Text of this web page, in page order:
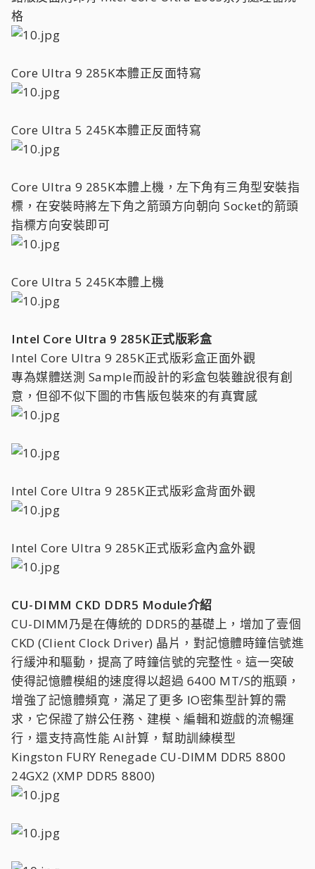
格
Core Ultra 9 285K本體正反面特寫
Core Ultra 5 245K本體正反面特寫
Core Ultra 9 285K本體上機，左下角有三角型安裝指
標，在安裝時將左下角之箭頭方向朝向 Socket的箭頭
指標方向安裝即可
Core Ultra 5 245K本體上機
Intel Core Ultra 9 285K正式版彩盒
Intel Core Ultra 9 285K正式版彩盒正面外觀
專為媒體送測 Sample而設計的彩盒包裝雖說很有創
意，但卻不似下圖的市售版包裝來的有真實感
Intel Core Ultra 9 285K正式版彩盒背面外觀
Intel Core Ultra 9 285K正式版彩盒內盒外觀
CU-DIMM CKD DDR5 Module介紹
CU-DIMM乃是在傳統的 DDR5的基礎上，增加了壹個
CKD (Client Clock Driver) 晶片，對記憶體時鐘信號進
行緩沖和驅動，提高了時鐘信號的完整性。這一突破
使得記憶體模組的速度得以超過 6400 MT/S的瓶頸，
增強了記憶體頻寬，滿足了更多 IO密集型計算的需
求，它保證了辦公任務、建模、編輯和遊戲的流暢運
行，還支持高性能 AI計算，幫助訓練模型
Kingston FURY Renegade CU-DIMM DDR5 8800
24GX2 (XMP DDR5 8800)